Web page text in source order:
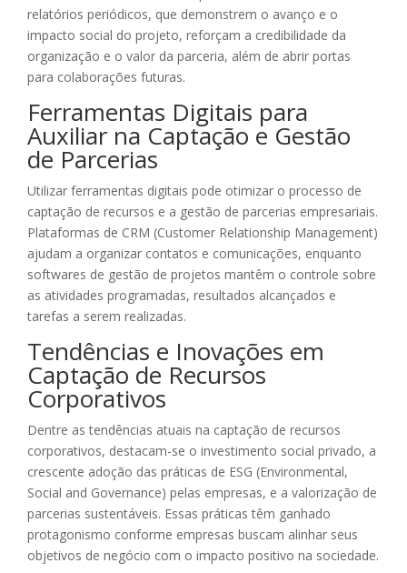
relatórios periódicos, que demonstrem o avanço e o
impacto social do projeto, reforçam a credibilidade da
organização e o valor da parceria, além de abrir portas
para colaborações futuras.
Ferramentas Digitais para
Auxiliar na Captação e Gestão
de Parcerias
Utilizar ferramentas digitais pode otimizar o processo de
captação de recursos e a gestão de parcerias empresariais.
Plataformas de CRM (Customer Relationship Management)
ajudam a organizar contatos e comunicações, enquanto
softwares de gestão de projetos mantêm o controle sobre
as atividades programadas, resultados alcançados e
tarefas a serem realizadas.
Tendências e Inovações em
Captação de Recursos
Corporativos
Dentre as tendências atuais na captação de recursos
corporativos, destacam-se o investimento social privado, a
crescente adoção das práticas de ESG (Environmental,
Social and Governance) pelas empresas, e a valorização de
parcerias sustentáveis. Essas práticas têm ganhado
protagonismo conforme empresas buscam alinhar seus
objetivos de negócio com o impacto positivo na sociedade.